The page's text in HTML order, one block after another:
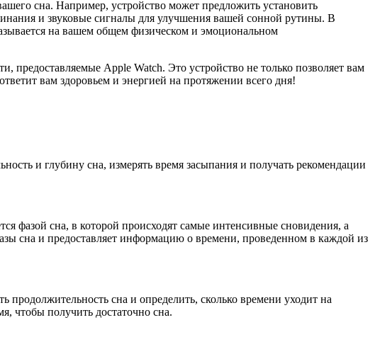
сна. Например, устройство может предложить установить
и звуковые сигналы для улучшения вашей сонной рутины. В
на вашем общем физическом и эмоциональном
предоставляемые Apple Watch. Это устройство не только позволяет вам
вам здоровьем и энергией на протяжении всего дня!
и глубину сна, измерять время засыпания и получать рекомендации
фазой сна, в которой происходят самые интенсивные сновидения, а
сна и предоставляет информацию о времени, проведенном в каждой из
продолжительность сна и определить, сколько времени уходит на
чтобы получить достаточно сна.